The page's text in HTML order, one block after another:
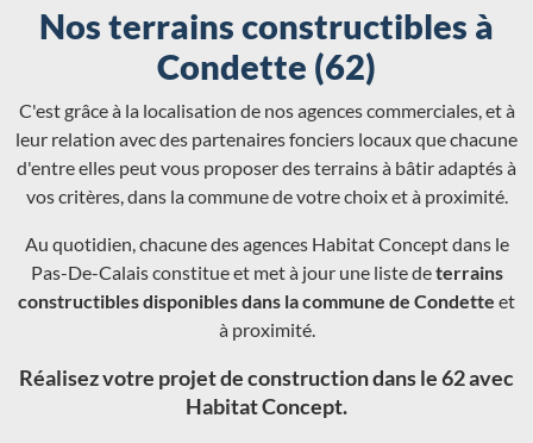
Nos terrains constructibles à
Condette (62)
C'est grâce à la localisation de nos agences commerciales, et à
leur relation avec des partenaires fonciers locaux que chacune
d'entre elles peut vous proposer des terrains à bâtir adaptés à
vos critères, dans la commune de votre choix et à proximité.
Au quotidien, chacune des agences Habitat Concept dans le
Pas-De-Calais constitue et met à jour une liste deterrains
constructibles disponibles dans la commune de Condette et
à proximité.
Réalisez votre projet de construction dans le 62 avec
Habitat Concept.